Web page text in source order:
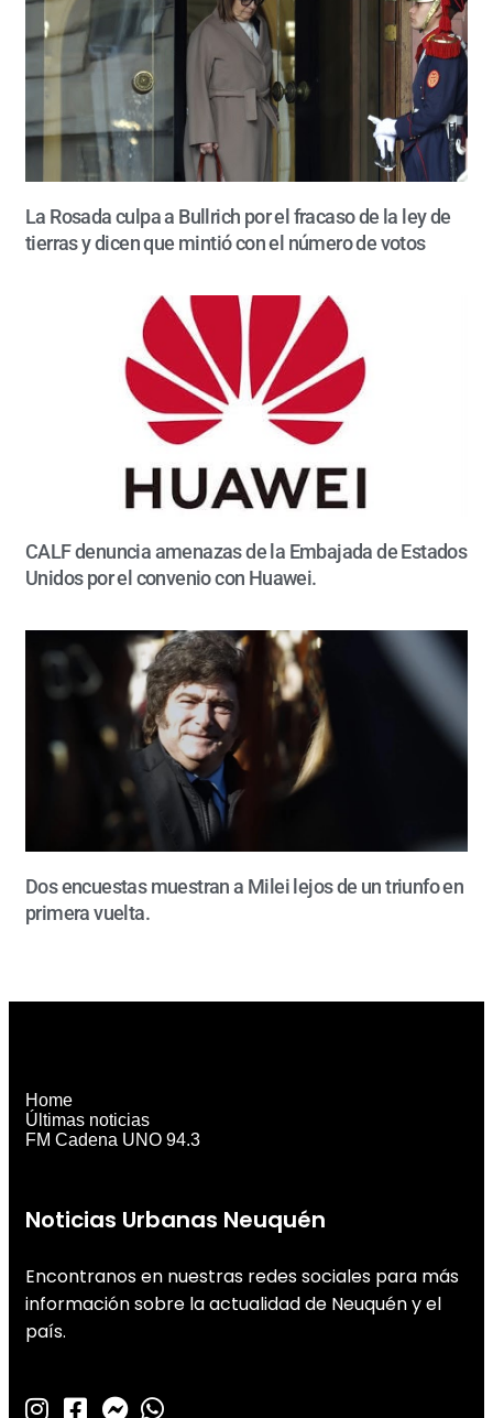
La Rosada culpa a Bullrich por el fracaso de la ley de
tierras y dicen que mintió con el número de votos
CALF denuncia amenazas de la Embajada de Estados
Unidos por el convenio con Huawei.
Dos encuestas muestran a Milei lejos de un triunfo en
primera vuelta.
Noticias Urbanas Neuquén
Encontranos en nuestras redes sociales para más
información sobre la actualidad de Neuquén y el
país.
Home
Últimas noticias
FM Cadena UNO 94.3